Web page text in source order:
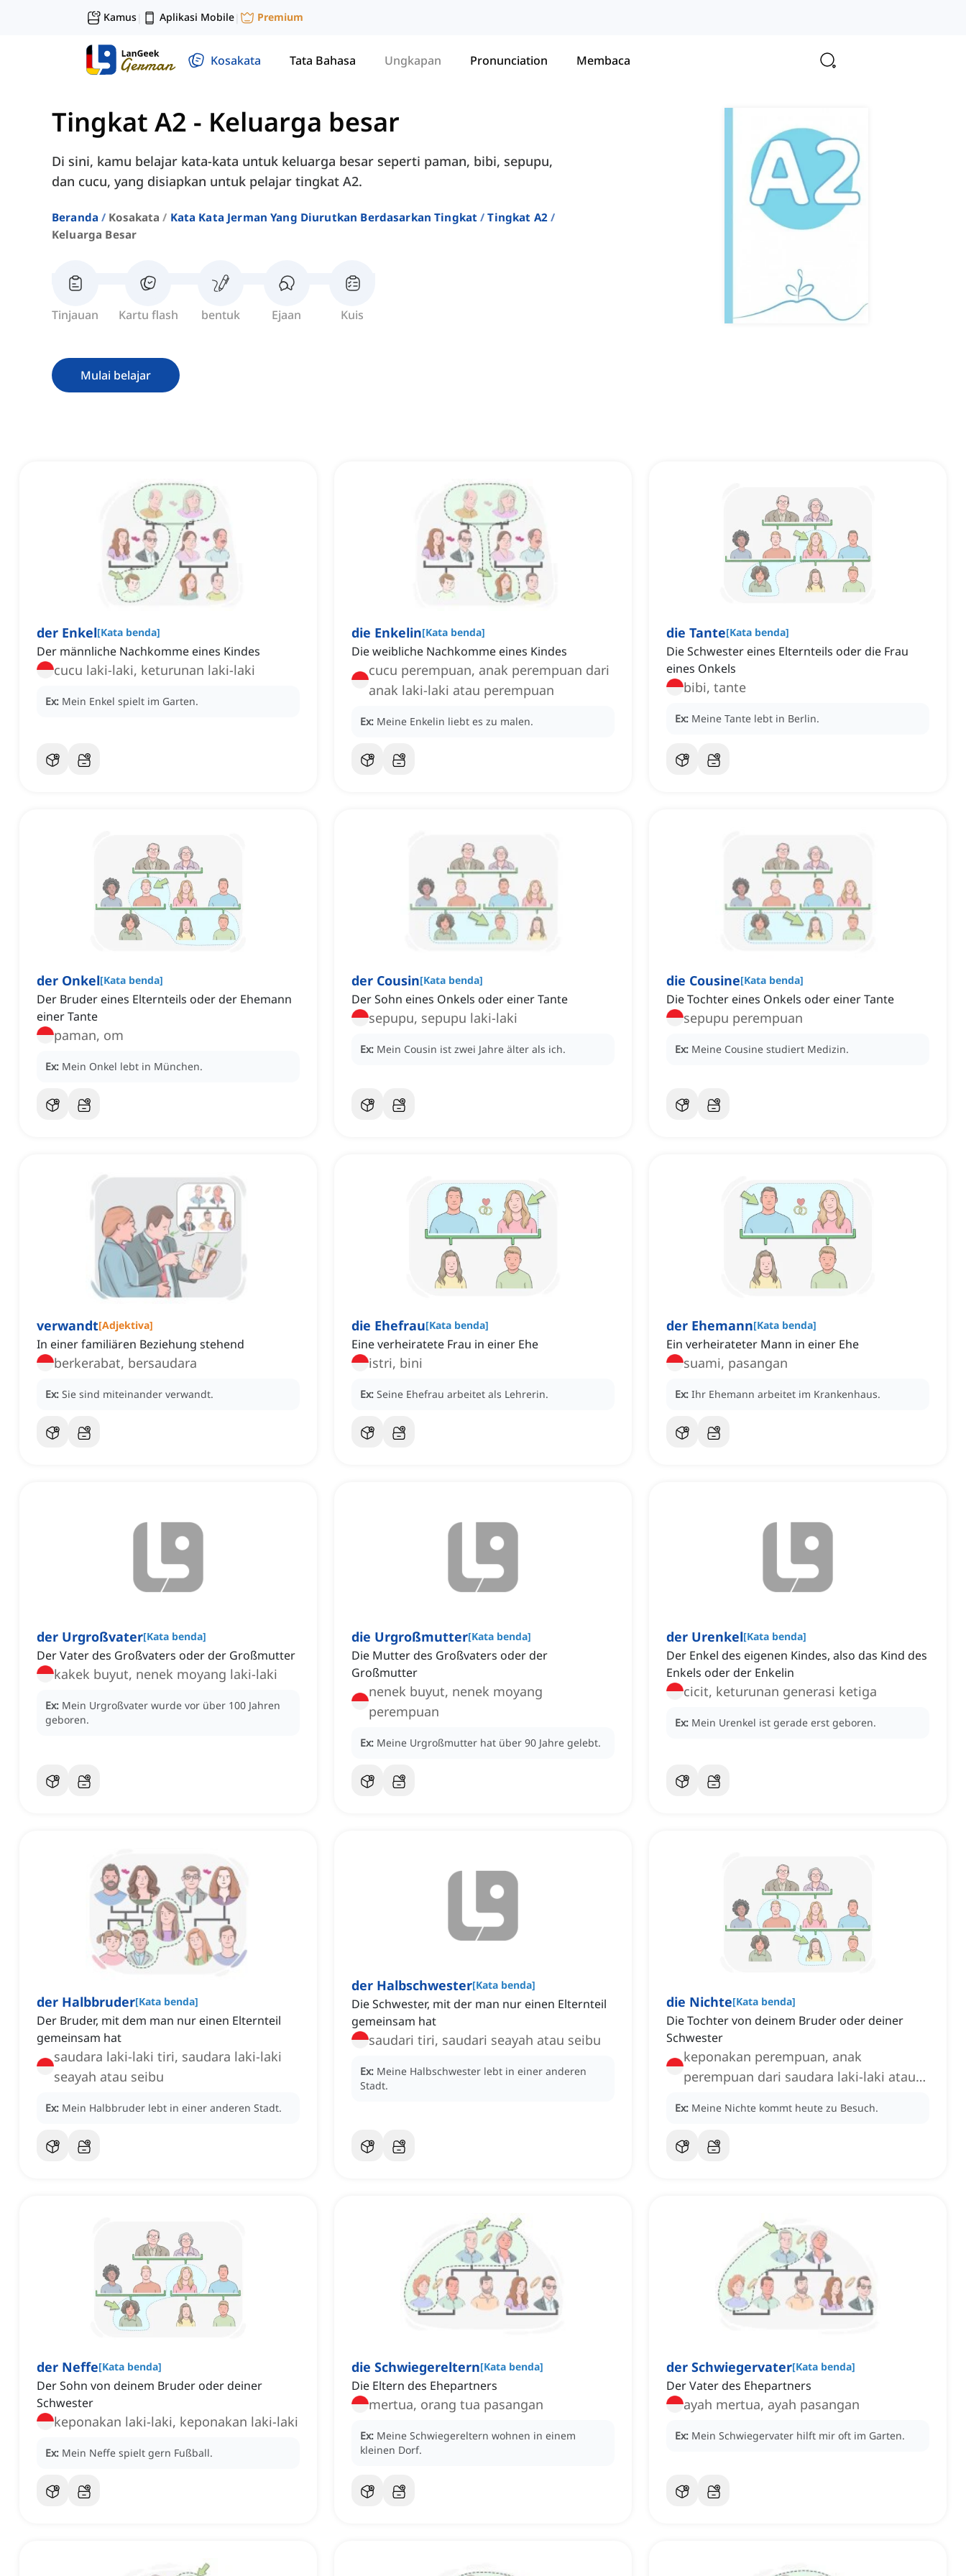
Kamus| Aplikasi Mobile| Premium
Kosakata Tata Bahasa Ungkapan Pronunciation Membaca
Tingkat A2 - Keluarga besar
Di sini, kamu belajar kata-kata untuk keluarga besar seperti paman, bibi, sepupu,
dan cucu, yang disiapkan untuk pelajar tingkat A2.
Beranda Kosakata Kata Kata Jerman Yang Diurutkan Berdasarkan Tingkat
Tingkat A2
Keluarga Besar
Tinjauan Kartu flash bentuk Ejaan Kuis
Mulai belajar
der Enkel[Kata benda]
Der männliche Nachkomme eines Kindes
cucu laki-laki, keturunan laki-laki
Ex: Mein Enkel spielt im Garten.
die Enkelin[Kata benda]
Die weibliche Nachkomme eines Kindes
cucu perempuan, anak perempuan dari
anak laki-laki atau perempuan
Ex: Meine Enkelin liebt es zu malen.
die Tante[Kata benda]
Die Schwester eines Elternteils oder die Frau
eines Onkels
bibi, tante
Ex: Meine Tante lebt in Berlin.
der Onkel[Kata benda]
Der Bruder eines Elternteils oder der Ehemann
einer Tante
paman, om
Ex: Mein Onkel lebt in München.
der Cousin[Kata benda]
Der Sohn eines Onkels oder einer Tante
sepupu, sepupu laki-laki
Ex: Mein Cousin ist zwei Jahre älter als ich.
die Cousine[Kata benda]
Die Tochter eines Onkels oder einer Tante
sepupu perempuan
Ex: Meine Cousine studiert Medizin.
verwandt[Adjektiva]
In einer familiären Beziehung stehend
berkerabat, bersaudara
Ex: Sie sind miteinander verwandt.
die Ehefrau[Kata benda]
Eine verheiratete Frau in einer Ehe
istri, bini
Ex: Seine Ehefrau arbeitet als Lehrerin.
der Ehemann[Kata benda]
Ein verheirateter Mann in einer Ehe
suami, pasangan
Ex: Ihr Ehemann arbeitet im Krankenhaus.
der Urgroßvater[Kata benda]
Der Vater des Großvaters oder der Großmutter
kakek buyut, nenek moyang laki-laki
Ex: Mein Urgroßvater wurde vor über 100 Jahren
geboren.
die Urgroßmutter[Kata benda]
Die Mutter des Großvaters oder der
Großmutter
nenek buyut, nenek moyang
perempuan
Ex: Meine Urgroßmutter hat über 90 Jahre gelebt.
der Urenkel[Kata benda]
Der Enkel des eigenen Kindes, also das Kind des
Enkels oder der Enkelin
cicit, keturunan generasi ketiga
Ex: Mein Urenkel ist gerade erst geboren.
der Halbbruder[Kata benda]
Der Bruder, mit dem man nur einen Elternteil
gemeinsam hat
saudara laki-laki tiri, saudara laki-laki
seayah atau seibu
Ex: Mein Halbbruder lebt in einer anderen Stadt.
der Halbschwester[Kata benda]
Die Schwester, mit der man nur einen Elternteil
gemeinsam hat
saudari tiri, saudari seayah atau seibu
Ex: Meine Halbschwester lebt in einer anderen
Stadt.
die Nichte[Kata benda]
Die Tochter von deinem Bruder oder deiner
Schwester
keponakan perempuan, anak
perempuan dari saudara laki-laki atau
Ex: Meine Nichte kommt heute zu Besuch.
der Neffe[Kata benda]
Der Sohn von deinem Bruder oder deiner
Schwester
keponakan laki-laki, keponakan laki-laki
Ex: Mein Neffe spielt gern Fußball.
die Schwiegereltern[Kata benda]
Die Eltern des Ehepartners
mertua, orang tua pasangan
Ex: Meine Schwiegereltern wohnen in einem
kleinen Dorf.
der Schwiegervater[Kata benda]
Der Vater des Ehepartners
ayah mertua, ayah pasangan
Ex: Mein Schwiegervater hilft mir oft im Garten.